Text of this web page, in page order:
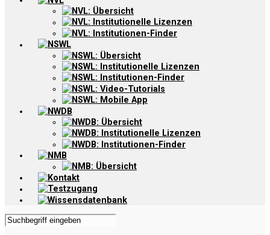
NVL: Übersicht
NVL: Institutionelle Lizenzen
NVL: Institutionen-Finder
NSWL
NSWL: Übersicht
NSWL: Institutionelle Lizenzen
NSWL: Institutionen-Finder
NSWL: Video-Tutorials
NSWL: Mobile App
NWDB
NWDB: Übersicht
NWDB: Institutionelle Lizenzen
NWDB: Institutionen-Finder
NMB
NMB: Übersicht
Kontakt
Testzugang
Wissensdatenbank